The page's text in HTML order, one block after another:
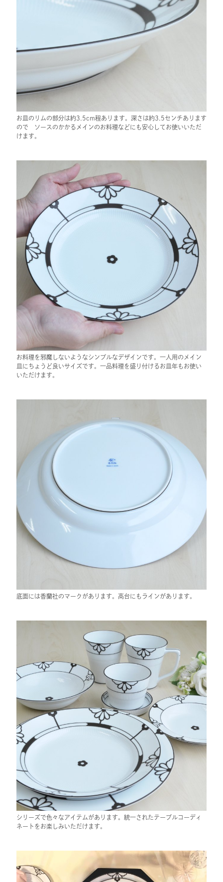
お皿のリムの部分は約3.5cm程あります。深さは約3.5センチあります
ので ソースのかかるメインのお料理などにも安心してお使いいただ
けます。
お料理を邪魔しないようなシンプルなデザインです。一人用のメイン
皿にちょうど良いサイズです。一品料理を盛り付けるお皿年もお使い
いただけます。
底面には香蘭社のマークがあります。高台にもラインがあります。
シリーズで色々なアイテムがあります。統一されたテーブルコーディ
ネートをお楽しみいただけます。